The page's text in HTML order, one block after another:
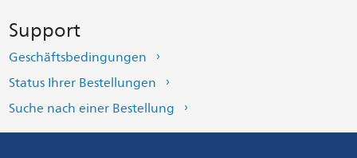
Support
Geschäftsbedingungen
Status Ihrer Bestellungen
Suche nach einer Bestellung